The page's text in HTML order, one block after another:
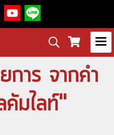
าร จากคำ
คัมไลท์"